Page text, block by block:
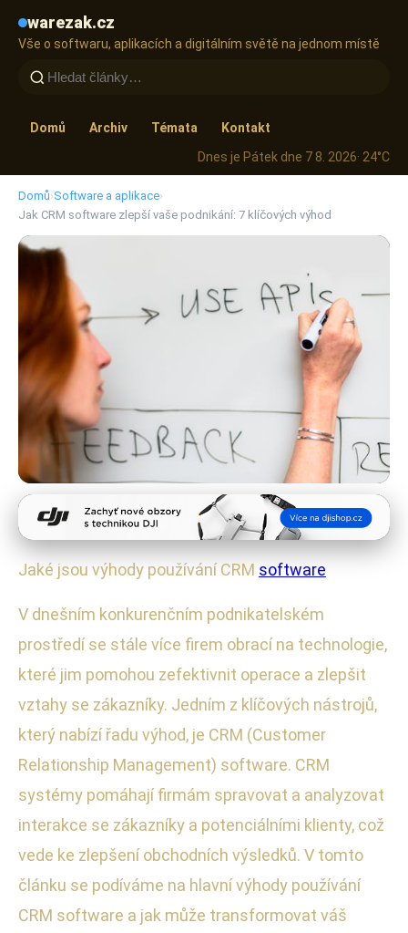
warezak.cz
Vše o softwaru, aplikacích a digitálním světě na jednom místě
Domů Archiv Témata
Kontakt
Dnes je Pátek dne 7 8. 2026· 24°C
Domů›Software a aplikace›
Jak CRM software zlepší vaše podnikání: 7 klíčových výhod
Software a aplikace
Jak CRM software zlepší vaše
· 5 min čtení · Autor: Radek Kovář
Jaké jsou výhody používání CRM software
V dnešním konkurenčním podnikatelském
prostředí se stále více firem obrací na technologie,
které jim pomohou zefektivnit operace a zlepšit
vztahy se zákazníky. Jedním z klíčových nástrojů,
který nabízí řadu výhod, je CRM (Customer
Relationship Management) software. CRM
systémy pomáhají firmám spravovat a analyzovat
interakce se zákazníky a potenciálními klienty, což
vede ke zlepšení obchodních výsledků. V tomto
článku se podíváme na hlavní výhody používání
CRM software a jak může transformovat váš